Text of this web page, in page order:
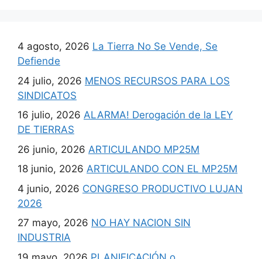
4 agosto, 2026 La Tierra No Se Vende, Se
Defiende
24 julio, 2026 MENOS RECURSOS PARA LOS
SINDICATOS
16 julio, 2026 ALARMA! Derogación de la LEY
DE TIERRAS
26 junio, 2026 ARTICULANDO MP25M
18 junio, 2026 ARTICULANDO CON EL MP25M
4 junio, 2026 CONGRESO PRODUCTIVO LUJAN
2026
27 mayo, 2026 NO HAY NACION SIN
INDUSTRIA